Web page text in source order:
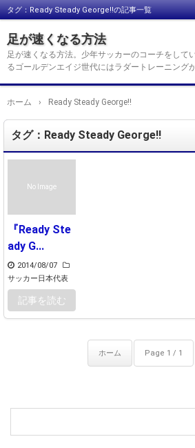
タグ：Ready Steady George!!の記事一覧
足が速くなる方法
足が速くなる方法。少年サッカーのコーチをして
るゴールデンエイジ世代にはラダートレーニング
ホーム › Ready Steady George!!
タグ：Ready Steady George!!
No Image
『Ready Ste
ady G...
2014/08/07
サッカー日本代表
記事を読む
ホーム Page 1 / 1